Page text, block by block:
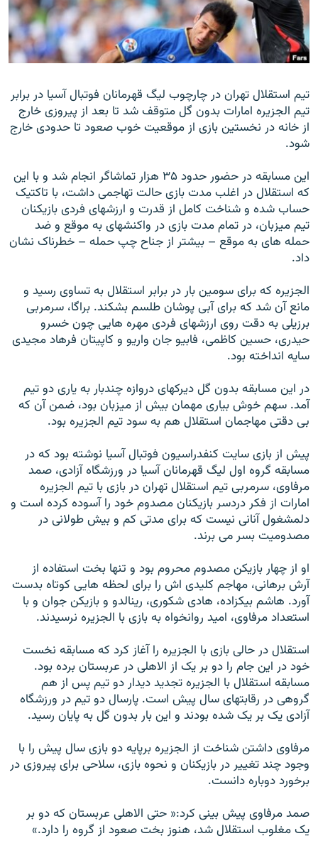
تيم استقلال تهران در چارچوب ليگ قهرمانان فوتبال آسيا در برابر
تيم الجزيره امارات بدون گل متوقف شد تا بعد از پيروزی خارج
از خانه در نخستين بازی از موقعيت خوب صعود تا حدودی خارج
شود.
اين مسابقه در حضور حدود ۳۵ هزار تماشاگر انجام شد و با اين
که استقلال در اغلب مدت بازی حالت تهاجمی داشت، با تاکتيک
حساب شده و شناخت کامل از قدرت و ارزشهای فردی بازيکنان
تيم ميزبان، در تمام مدت بازی در واکنشهای به موقع و ضد
حمله های به موقع – بيشتر از جناح چپ حمله – خطرناک نشان
داد.
الجزيره که برای سومين بار در برابر استقلال به تساوی رسيد و
مانع آن شد که برای آبی پوشان طلسم بشکند. براگا، سرمربی
برزيلی به دقت روی ارزشهای فردی مهره هايی چون خسرو
حيدری، حسين کاظمی، فابيو جان واريو و کاپيتان فرهاد مجيدی
سايه انداخته بود.
در اين مسابقه بدون گل ديرکهای دروازه چندبار به ياری دو تيم
آمد. سهم خوش بياری مهمان بيش از ميزبان بود، ضمن آن که
بی دقتی مهاجمان استقلال هم به سود تيم الجزيره بود.
پيش از بازی سايت کنفدراسيون فوتبال آسيا نوشته بود که در
مسابقه گروه اول ليگ قهرمانان آسيا در ورزشگاه آزادی، صمد
مرفاوی، سرمربی تيم استقلال تهران در بازی با تيم الجزيره
امارات از فکر دردسر بازيکنان مصدوم خود را آسوده کرده است و
دلمشغول آنانی نيست که برای مدتی کم و بيش طولانی در
مصدوميت بسر می برند.
او از چهار بازيکن مصدوم محروم بود و تنها بخت استفاده از
آرش برهانی، مهاجم کليدی اش را برای لحظه هايی کوتاه بدست
آورد. هاشم بيکزاده، هادی شکوری، رينالدو و بازيکن جوان و با
استعداد مرفاوی، اميد روانخواه به بازی با الجزيره نرسيدند.
استقلال در حالی بازی با الجزيره را آغاز کرد که مسابقه نخست
خود در اين جام را دو بر يک از الاهلی در عربستان برده بود.
مسابقه استقلال با الجزيره تجديد ديدار دو تيم پس از هم
گروهی در رقابتهای سال پيش است. پارسال دو تيم در ورزشگاه
آزادی يک بر يک شده بودند و اين بار بدون گل به پايان رسيد.
مرفاوی داشتن شناخت از الجزيره برپايه دو بازی سال پيش را با
وجود چند تغيير در بازيکنان و نحوه بازی، سلاحی برای پيروزی در
برخورد دوباره دانست.
صمد مرفاوی پيش بينی کرد:« حتی الاهلی عربستان که دو بر
يک مغلوب استقلال شد، هنوز بخت صعود از گروه را دارد.»